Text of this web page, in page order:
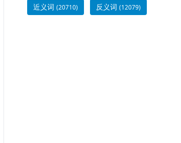
近义词 (20710) 反义词 (12079)